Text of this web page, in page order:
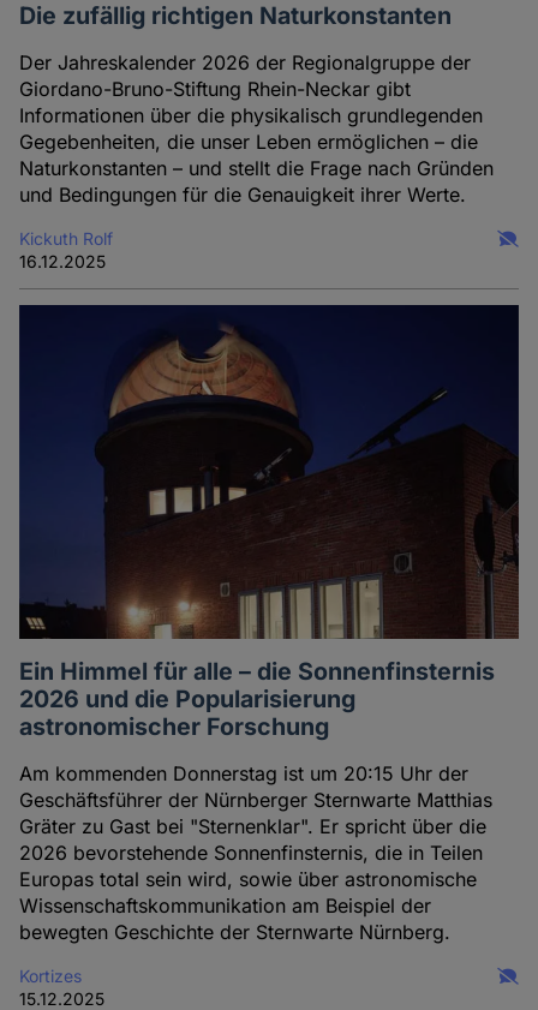
Die zufällig richtigen Naturkonstanten
Der Jahreskalender 2026 der Regionalgruppe der
Giordano-Bruno-Stiftung Rhein-Neckar gibt
Informationen über die physikalisch grundlegenden
Gegebenheiten, die unser Leben ermöglichen – die
Naturkonstanten – und stellt die Frage nach Gründen
und Bedingungen für die Genauigkeit ihrer Werte.
Kickuth Rolf
16.12.2025
Ein Himmel für alle – die Sonnenfinsternis
2026 und die Popularisierung
astronomischer Forschung
Am kommenden Donnerstag ist um 20:15 Uhr der
Geschäftsführer der Nürnberger Sternwarte Matthias
Gräter zu Gast bei "Sternenklar". Er spricht über die
2026 bevorstehende Sonnenfinsternis, die in Teilen
Europas total sein wird, sowie über astronomische
Wissenschaftskommunikation am Beispiel der
bewegten Geschichte der Sternwarte Nürnberg.
Kortizes
15.12.2025